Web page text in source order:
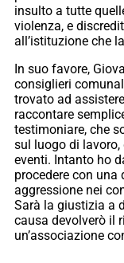
insulto a tutte
violenza, e
all’istituzione che
In suo favore,
consiglieri
trovato ad
raccontare
testimoniare, che
sul luogo di
eventi. Intanto ho
procedere con
aggressione nei
Sarà la giustizia a
causa devolverò il
un’associazione